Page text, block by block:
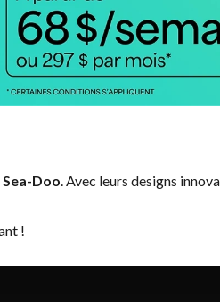
Doo. Avec leurs designs
!